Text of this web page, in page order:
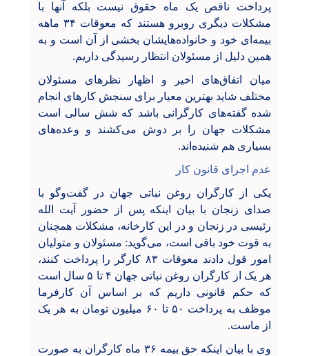
پرداخت ناقص یک ماه حقوق نیست بلکه آنها با
مشکلات دیگری روبرو هستند که معوقات ۳۴ ماهه
بیمه‌ای خود و خانواده‌هایشان بخشی از آن است و به
همین دلیل از مسئولان انتظار رسیدگی داریم.
میان اتفاق‌های اخیر و اظهار نظرهای مسئولان
مختلف شاید بهترین معیار برای سنجش کارهای انجام
شده گفته‌های کارگرانی باشد که شش سالی است
مشکلات جهان را بر دوش می‌کشند و وعده‌های
بسیاری هم شنیده‌اند.
عدم اجرای قانون کار
یکی از کارگران روغن نباتی جهان در گفت‌وگو با
صدای زنجان با بیان اینکه پس از حضور آیت الله
رئیسی در زنجان و در این کارخانه، مشکلات همچنان
به قوت خود باقی است، می‌گوید: مسئولان و متولیان
امور قول دادند معوقات ۸۳ کارگر را پرداخت کنند،
هر یک از کارگران روغن نباتی جهان ۴ تا ۵ سال است
که حکم قانونی داریم که بر اساس آن کارفرما
موظف به پرداخت ۵۰ تا ۶۰ میلیون تومان به هر یک
از ماست.
وی با بیان اینکه حق بیمه ۳۶ ماه کارگران به صورت